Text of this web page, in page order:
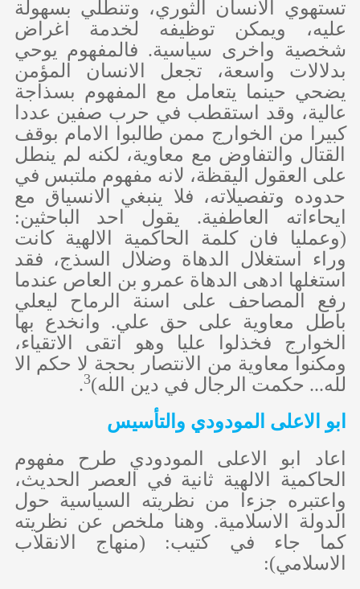
تستهوي الانسان الثوري، وتنطلي بسهولة
عليه، ويمكن توظيفه لخدمة اغراض
شخصية واخرى سياسية. فالمفهوم يوحي
بدلالات واسعة، تجعل الانسان المؤمن
يضحي حينما يتعامل مع المفهوم بسذاجة
عالية، وقد استقطب في حرب صفين عددا
كبيرا من الخوارج ممن طالبوا الامام بوقف
القتال والتفاوض مع معاوية، لكنه لم ينطل
على العقول اليقظة، لانه مفهوم ملتبس في
حدوده وتفصيلاته، فلا ينبغي الانسياق مع
ايحاءاته العاطفية. يقول احد الباحثين:
(وعمليا فان كلمة الحاكمية الالهية كانت
وراء استغلال الدهاة وضلال السذج، فقد
استغلها ادهى الدهاة عمرو بن العاص عندما
رفع المصاحف على اسنة الرماح ليعلي
باطل معاوية على حق علي. وانخدع بها
الخوارج فخذلوا عليا وهو اتقى الاتقياء،
ومكنوا معاوية من الانتصار بحجة لا حكم الا
لله... حكمت الرجال في دين الله)3
.
ابو الاعلى المودودي والتأسيس
اعاد ابو الاعلى المودودي طرح مفهوم
الحاكمية الالهية ثانية في العصر الحديث،
واعتبره جزءا من نظريته السياسية حول
الدولة الاسلامية. وهنا ملخص عن نظريته
كما جاء في كتيب: (منهاج الانقلاب
الاسلامي):